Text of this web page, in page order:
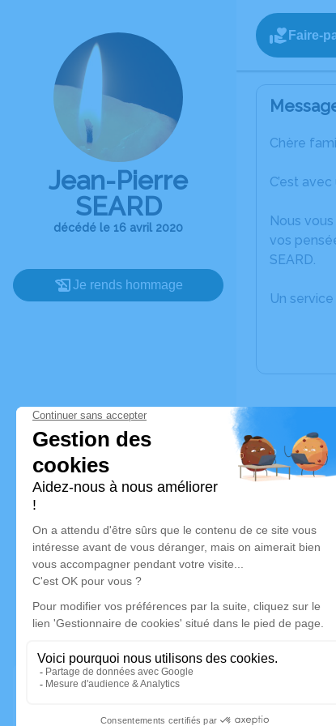
Jean-Pierre
SEARD
décédé le 16 avril 2020
Je rends hommage
Faire-
Chère
C’est
Nous
vos
SEARD.
Un